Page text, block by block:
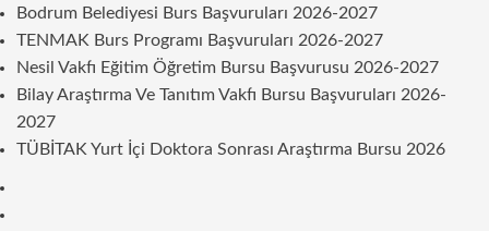
Bodrum Belediyesi Burs Başvuruları 2026-2027
TENMAK Burs Programı Başvuruları 2026-2027
Nesil Vakfı Eğitim Öğretim Bursu Başvurusu 2026-2027
Bilay Araştırma Ve Tanıtım Vakfı Bursu Başvuruları 2026-
2027
TÜBİTAK Yurt İçi Doktora Sonrası Araştırma Bursu 2026